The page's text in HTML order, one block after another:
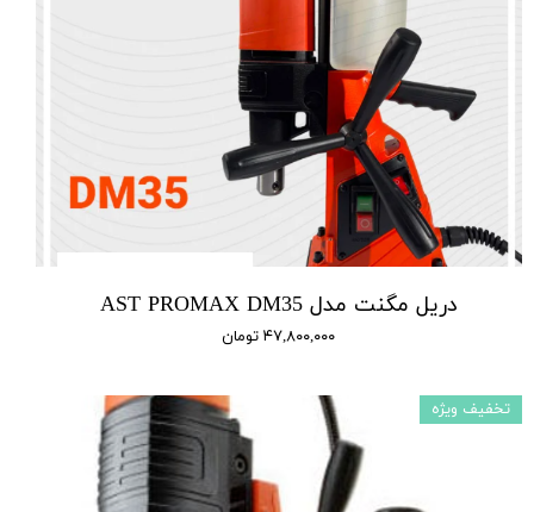
دریل مگنت مدل AST PROMAX DM35
۴۷,۸۰۰,۰۰۰ تومان
تخفیف ویژه